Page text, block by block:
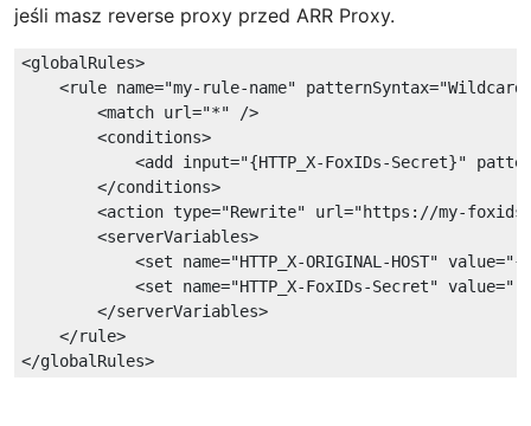
jeśli masz reverse proxy przed ARR Proxy.
<globalRules>
<rule name="my-rule-name" patternSyntax=
<match url="*" />
<conditions>
<add input="{HTTP_X-FoxIDs-Secret}"
</conditions>
<action type="Rewrite" url="https://my-
<serverVariables>
<set name="HTTP_X-ORIGINAL-HOST" value="
<set name="HTTP_X-FoxIDs-Secret" value=
</serverVariables>
</rule>
</globalRules>